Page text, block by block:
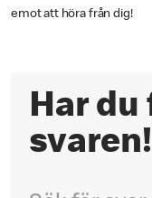
emot att höra från dig!
Har du
svaren!